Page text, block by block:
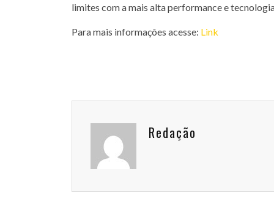
limites com a mais alta performance e
Para mais informações acesse: Link
Redação